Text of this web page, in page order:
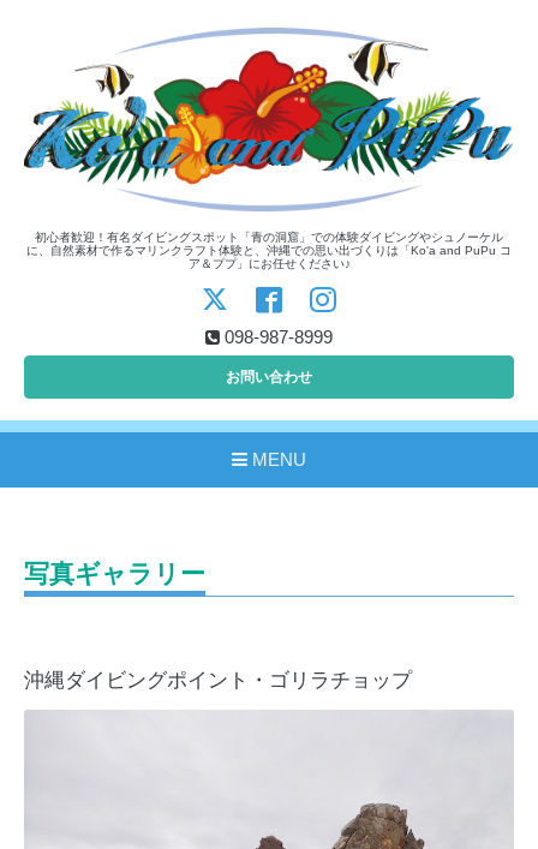
初心者歓迎！有名ダイビングスポット「青の洞窟」での体験ダイビングやシュノーケル
に、自然素材で作るマリンクラフト体験と、沖縄での思い出づくりは「Ko'a and PuPu コ
ア＆ププ」にお任せください♪
098-987-8999
お問い合わせ
MENU
写真ギャラリー
沖縄ダイビングポイント・ゴリラチョップ